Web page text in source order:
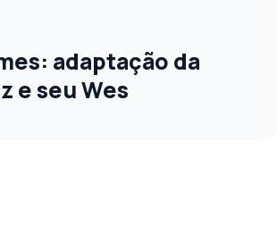
adaptação da
e seu Wes